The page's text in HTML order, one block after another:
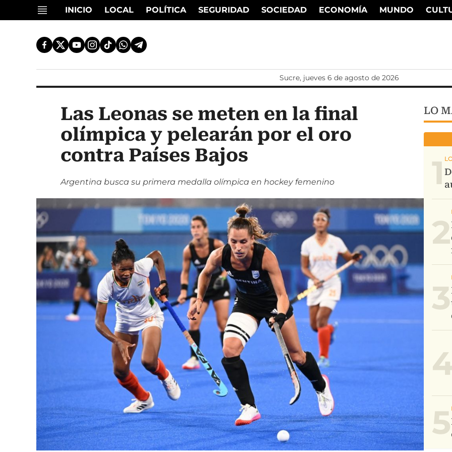
INICIO LOCAL POLÍTICA SEGURIDAD SOCIEDAD ECONOMÍA MUNDO
Sucre, jueves 6 de agosto de 2026
Las Leonas se meten en la final
olímpica y pelearán por el oro
contra Países Bajos
Argentina busca su primera medalla olímpica en hockey femenino
LO
1
2
3
5